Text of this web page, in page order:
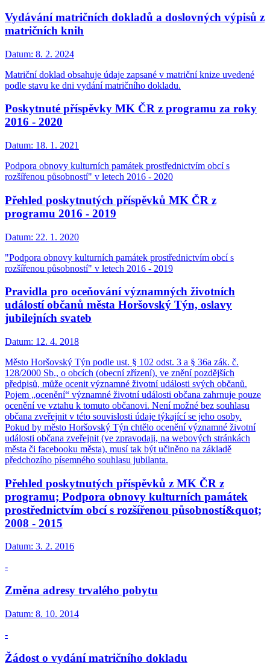
Vydávání matričních dokladů a doslovných výpisů z
matričních knih
Datum: 8. 2. 2024
Matriční doklad obsahuje údaje zapsané v matriční knize uvedené
podle stavu ke dni vydání matričního dokladu.
Poskytnuté příspěvky MK ČR z programu za roky
2016 - 2020
Datum: 18. 1. 2021
Podpora obnovy kulturních památek prostřednictvím obcí s
rozšířenou působností" v letech 2016 - 2020
Přehled poskytnutých příspěvků MK ČR z
programu 2016 - 2019
Datum: 22. 1. 2020
"Podpora obnovy kulturních památek prostřednictvím obcí s
rozšířenou působností" v letech 2016 - 2019
Pravidla pro oceňování významných životních
událostí občanů města Horšovský Týn, oslavy
jubilejních svateb
Datum: 12. 4. 2018
Město Horšovský Týn podle ust. § 102 odst. 3 a § 36a zák. č.
128/2000 Sb., o obcích (obecní zřízení), ve znění pozdějších
předpisů, může ocenit významné životní události svých občanů.
Pojem „ocenění“ významné životní události občana zahrnuje pouze
ocenění ve vztahu k tomuto občanovi. Není možné bez souhlasu
občana zveřejnit v této souvislosti údaje týkající se jeho osoby.
Pokud by město Horšovský Týn chtělo ocenění významné životní
události občana zveřejnit (ve zpravodaji, na webových stránkách
města či facebooku města), musí tak být učiněno na základě
předchozího písemného souhlasu jubilanta.
Přehled poskytnutých příspěvků z MK ČR z
programu; Podpora obnovy kulturních památek
prostřednictvím obcí s rozšířenou působností&quot;
2008 - 2015
Datum: 3. 2. 2016
-
Změna adresy trvalého pobytu
Datum: 8. 10. 2014
-
Žádost o vydání matričního dokladu